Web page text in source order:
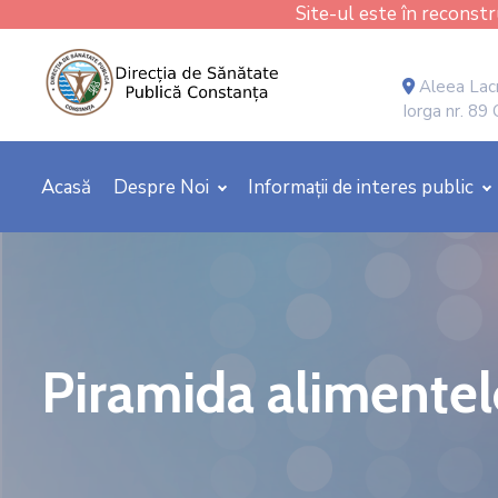
Site-ul este în
Aleea
Iorga nr. 89
Acasă Despre Noi Informații de interes public
Piramida